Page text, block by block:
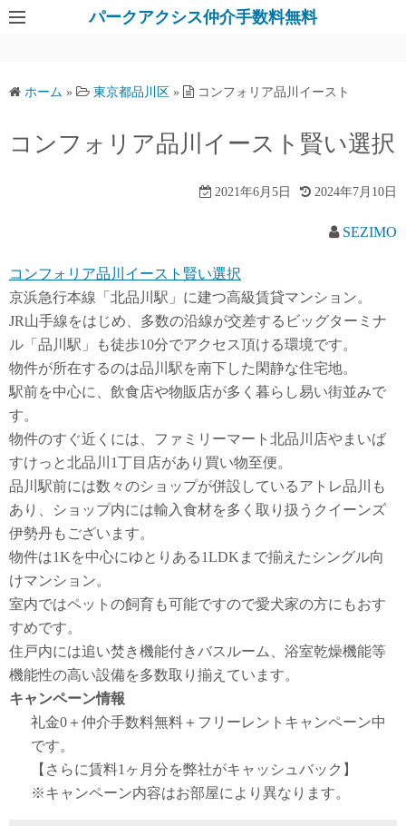
パークアクシス仲介手数料無料
ホーム » 東京都品川区 » コンフォリア品川イースト
コンフォリア品川イースト賢い選択
2021年6月5日 2024年7月10日
SEZIMO
コンフォリア品川イースト賢い選択
京浜急行本線「北品川駅」に建つ高級賃貸マンション。
JR山手線をはじめ、多数の沿線が交差するビッグターミナ
ル「品川駅」も徒歩10分でアクセス頂ける環境です。
物件が所在するのは品川駅を南下した閑静な住宅地。
駅前を中心に、飲食店や物販店が多く暮らし易い街並みで
す。
物件のすぐ近くには、ファミリーマート北品川店やまいば
すけっと北品川1丁目店があり買い物至便。
品川駅前には数々のショップが併設しているアトレ品川も
あり、ショップ内には輸入食材を多く取り扱うクイーンズ
伊勢丹もございます。
物件は1Kを中心にゆとりある1LDKまで揃えたシングル向
けマンション。
室内ではペットの飼育も可能ですので愛犬家の方にもおす
すめです。
住戸内には追い焚き機能付きバスルーム、浴室乾燥機能等
機能性の高い設備を多数取り揃えています。
キャンペーン情報
礼金0 ＋仲介手数料無料 ＋ フリーレント キャンペーン中
です。
【さらに賃料1ヶ月分を弊社がキャッシュバック】
※キャンペーン内容はお部屋により異なります。